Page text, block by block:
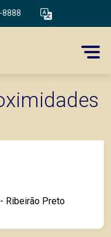
Ribeirão Preto